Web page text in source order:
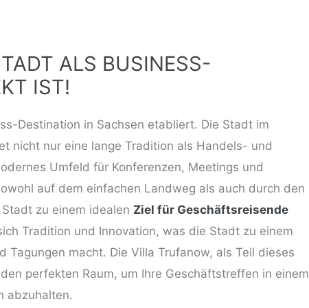
ALS BUSINESS-
IST!
Destination in Sachsen etabliert. Die Stadt im
nicht nur eine lange Tradition als Handels- und
Umfeld für Konferenzen, Meetings und
auf dem einfachen Landweg als auch durch den
zu einem idealen Ziel für Geschäftsreisende
Tradition und Innovation, was die Stadt zu einem
Tagungen macht. Die Villa Trufanow, als Teil dieses
perfekten Raum, um Ihre Geschäftstreffen in einem
abzuhalten.